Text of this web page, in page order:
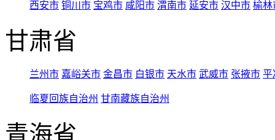
西安市 铜川市 宝鸡市 咸阳市 渭南市 延安市 汉中市 榆林
甘肃省
兰州市 嘉峪关市 金昌市 白银市 天水市 武威市 张掖市 平
临夏回族自治州 甘南藏族自治州
青海省